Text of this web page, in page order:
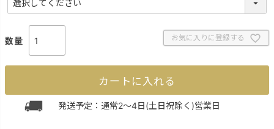
必
須
お気に入りに登録する
カートに入れる
発送予定：通常2～4日(土日祝除く)営業日